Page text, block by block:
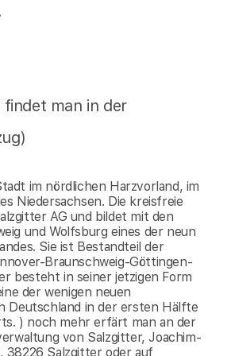
man in der
im nördlichen Harzvorland, im
Niedersachsen. Die kreisfreie
AG und bildet mit den
und Wolfsburg eines der neun
Sie ist Bestandteil der
Braunschweig-Göttingen-
besteht in seiner jetzigen Form
der wenigen neuen
Deutschland in der ersten Hälfte
) noch mehr erfärt man an der
von Salzgitter, Joachim-
38226 Salzgitter oder auf